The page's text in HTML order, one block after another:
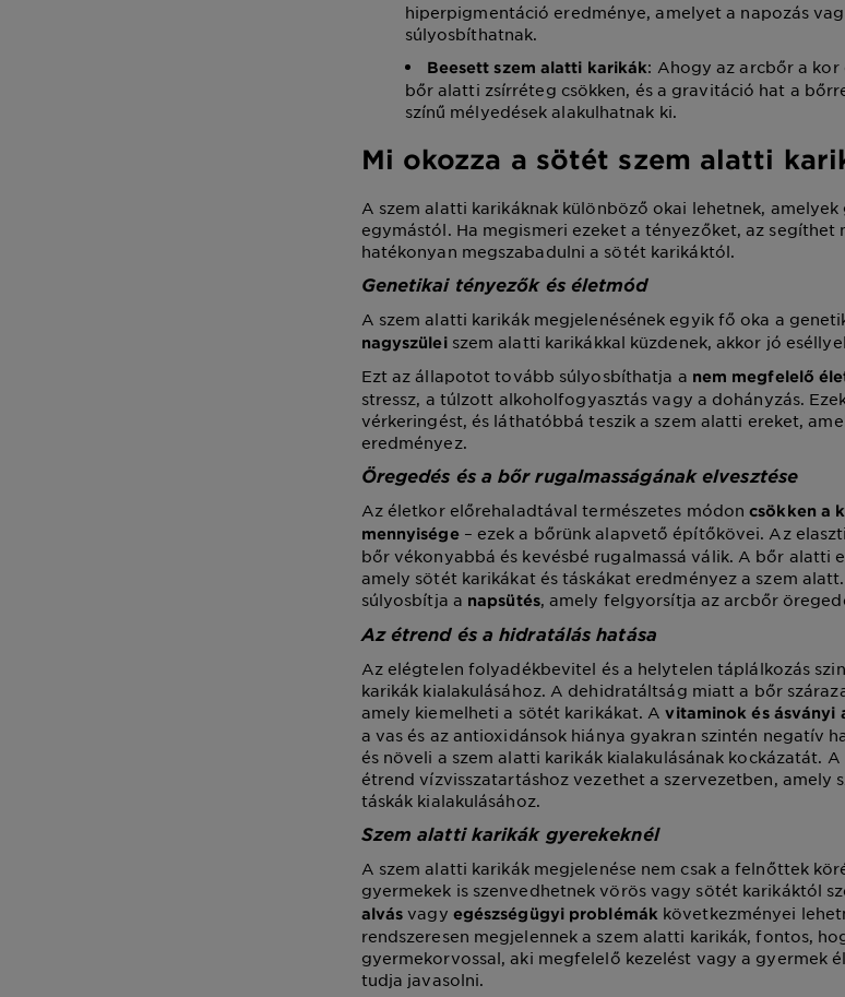
hiperpigmentáció eredménye, amelyet a napozás
súlyosbíthatnak.
Beesett szem alatti karikák: Ahogy az arcbőr a
bőr alatti zsírréteg csökken, és a gravitáció hat a
színű mélyedések alakulhatnak ki.
Mi okozza a sötét szem alatti
A szem alatti karikáknak különböző okai lehetnek,
egymástól. Ha megismeri ezeket a tényezőket, az
hatékonyan megszabadulni a sötét karikáktól.
Genetikai tényezők és életmód
A szem alatti karikák megjelenésének egyik fő oka a
nagyszüleiszem alatti karikákkal küzdenek, akkor jó
Ezt az állapotot tovább súlyosbíthatja a nem megfelelő
stressz, a túlzott alkoholfogyasztás vagy a dohányzás.
vérkeringést, és láthatóbbá teszik a szem alatti ereket,
eredményez.
Öregedés és a bőr rugalmasságának elvesztése
Az életkor előrehaladtával természetes módoncsökken a
mennyisége– ezek a bőrünk alapvető építőkövei. Az
bőr vékonyabbá és kevésbé rugalmassá válik. A bőr alatti
amely sötét karikákat és táskákat eredményez a szem
súlyosbítja a napsütés, amely felgyorsítja az arcbőr
Az étrend és a hidratálás hatása
Az elégtelen folyadékbevitel és a helytelen táplálkozás
karikák kialakulásához. A dehidratáltság miatt a bőr
amely kiemelheti a sötét karikákat. Avitaminok és ásványi
a vas és az antioxidánsok hiánya gyakran szintén negatív
és növeli a szem alatti karikák kialakulásának kockázatát.
étrend vízvisszatartáshoz vezethet a szervezetben, amely
táskák kialakulásához.
Szem alatti karikák gyerekeknél
A szem alatti karikák megjelenése nem csak a felnőttek
gyermekek is szenvedhetnek vörös vagy sötét karikáktól
alvás vagy egészségügyi problémák következményei
rendszeresen megjelennek a szem alatti karikák, fontos,
gyermekorvossal, aki megfelelő kezelést vagy a gyermek
tudja javasolni.